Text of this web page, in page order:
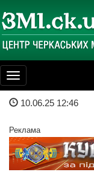
Toggle
navigation
10.06.25 12:46
Реклама